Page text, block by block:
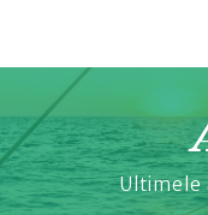
Ultimele